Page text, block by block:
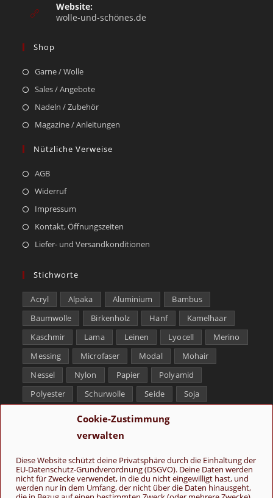
Cookie-Zustimmung
verwalten
Diese Website schützt deine Privatsphäre durch die Einhaltung der
EU-Datenschutz-Grundverordnung (DSGVO). Deine Daten werden
nicht für Zwecke verwendet, in die du nicht eingewilligt hast, und
werden nur in dem Umfang, der nicht über die Daten hinausgeht,
Website:
wolle-und-schönes.de
Shop
Garne / Wolle
Sales / Angebote
Nadeln / Zubehör
Magazine / Anleitungen
Nützliche Verweise
AGB
Widerruf
Impressum
Kontakt, Öffnungszeiten
Liefer- und Versandkonditionen
Stichworte
Acryl Alpaka Aluminium
Bambus
Baumwolle
Birkenholz Hanf
Kamelhaar
Kaschmir
Lama Leinen Lyocell
Merino
Messing
Microfaser Modal
Mohair
Nessel
Nylon Papier
Polyamid
Polyester
Schurwolle Seide
Soja
Tencel
Yak
Folge uns